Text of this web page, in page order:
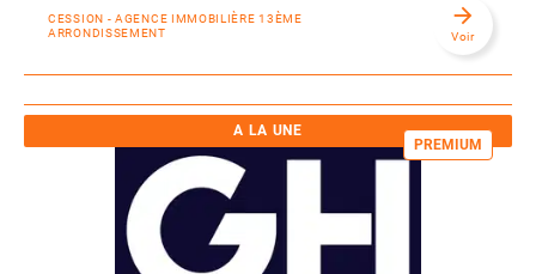
CESSION - AGENCE IMMOBILIÈRE 13ÈME
ARRONDISSEMENT
arrow_forward
Voir
A LA UNE
PREMIUM